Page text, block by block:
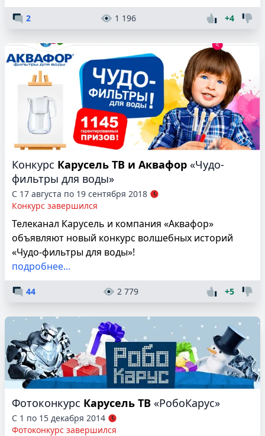
2 1 196 +4
Конкурс Карусель ТВ и Аквафор «Чудо-
фильтры для воды»
С 17 августа по 19 сентября 2018
Конкурс завершился
Телеканал Карусель и компания «Аквафор»
объявляют новый конкурс волшебных историй
«Чудо-фильтры для воды»!
подробнее...
44 2 779 +5
Фотоконкурс Карусель ТВ «РобоКарус»
С 1 по 15 декабря 2014
Фотоконкурс завершился